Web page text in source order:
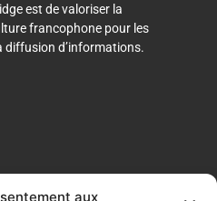
aux
est de valoriser la
francophone pour les
diffusion d’informations.